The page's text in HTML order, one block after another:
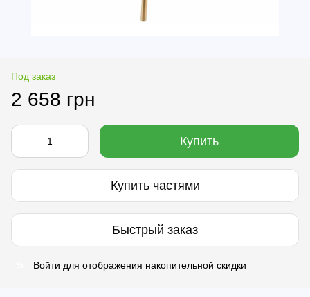
Под заказ
2 658 грн
Купить
Купить частями
Быстрый заказ
Войти для отображения накопительной скидки